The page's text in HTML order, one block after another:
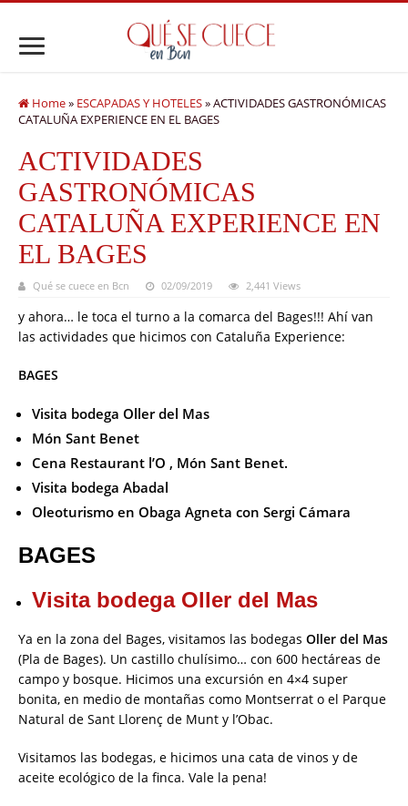
Home» ESCAPADAS Y HOTELES»ACTIVIDADES GASTRONÓMICAS
CATALUÑA EXPERIENCE EN EL BAGES
ACTIVIDADES
GASTRONÓMICAS
CATALUÑA EXPERIENCE EN
EL BAGES
Qué se cuece en Bcn 02/09/2019 2,441 Views
y ahora… le toca el turno a la comarca del Bages!!! Ahí van
las actividades que hicimos con Cataluña Experience:
BAGES
Visita bodega Oller del Mas
Món Sant Benet
Cena Restaurant l’O , Món Sant Benet.
Visita bodega Abadal
Oleoturismo en Obaga Agneta con Sergi Cámara
BAGES
Visita bodega Oller del Mas
Ya en la zona del Bages, visitamos las bodegas Oller del Mas
(Pla de Bages). Un castillo chulísimo… con 600 hectáreas de
campo y bosque. Hicimos una excursión en 4×4 super
bonita, en medio de montañas como Montserrat o el Parque
Natural de Sant Llorenç de Munt y l’Obac.
Visitamos las bodegas, e hicimos una cata de vinos y de
aceite ecológico de la finca. Vale la pena!